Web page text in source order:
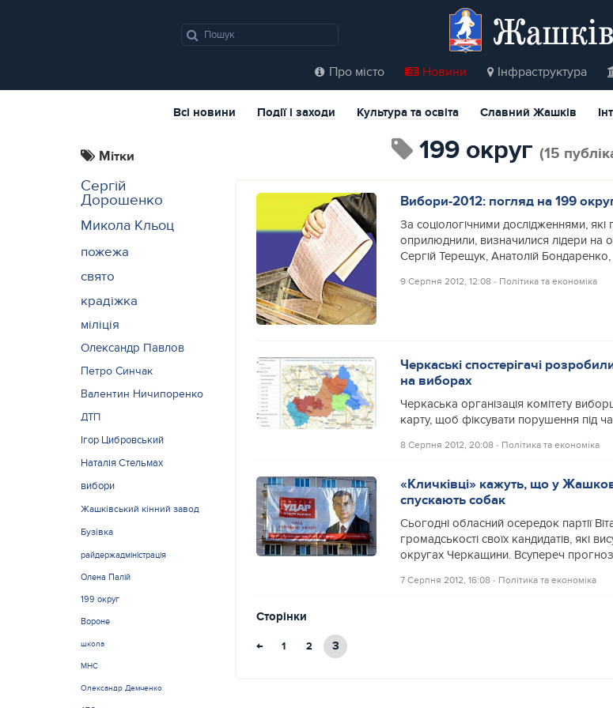
Жашків
Про місто Новини Інфраструктура
Всі новини Події і заходи Культура та освіта Славний Жашків
Мітки
Сергій
Дорошенко
Микола Кльоц
пожежа
свято
крадіжка
міліція
Олександр Павлов
Петро Синчак
Валентин Ничипоренко
ДТП
Ігор Цибровський
Наталія Стельмах
вибори
Жашківський кінний завод
Бузівка
райдержадміністрація
Олена Палій
199 округ
Вороне
школа
МНС
Олександр Демченко
199 округ (15
Вибори-2012: погляд на 199
За соціологічними дослідженнями,
оприлюднили, визначилися лідери на
Сергій Терещук, Анатолій Бондаренко,
9 Серпня 2012, 12:08 ‐ Політика та економіка
Черкаські спостерігачі
на виборах
Черкаська організація комітету
карту, щоб фіксувати порушення під
8 Серпня 2012, 20:08 ‐ Політика та економіка
«Кличківці» кажуть, що у Жашкові
спускають собак
Сьогодні обласний осередок партії
громадськості своїх кандидатів, які
округах Черкащини. Всупереч
7 Серпня 2012, 16:08 ‐ Політика та економіка
Сторінки
← 1 2 3